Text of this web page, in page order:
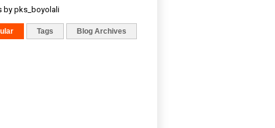
by pks_boyolali
Tags Blog Archives